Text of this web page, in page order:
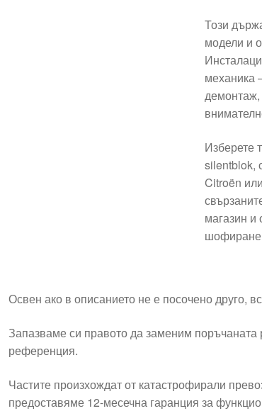
Този
модели и
механика
демонтаж,
Изберете
silentblok,
Citroën
магазин и
Освен ако в описанието не е посочено друго,
Запазваме си правото да заменим
референция.
Частите произхождат от катастрофирали
предоставяме 12-месечна гаранция за